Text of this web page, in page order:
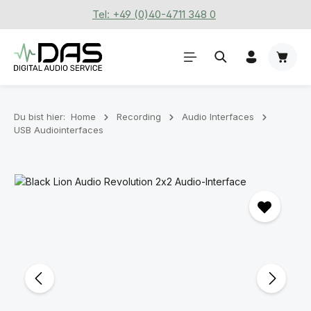
Zum Hauptinhalt springenTel: +49 (0)40-4711 348 0
Du bist hier: Home Recording
Audio Interfaces
USB Audiointerfaces
Bildergalerie überspringen